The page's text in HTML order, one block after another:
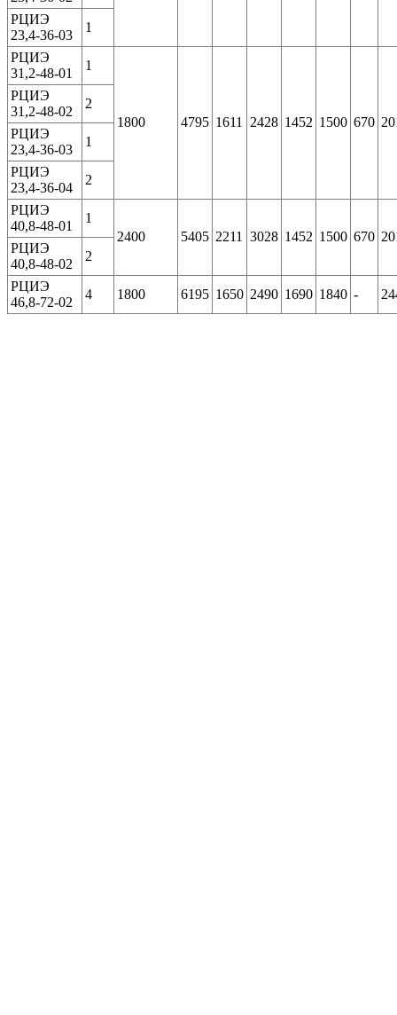
РЦИЭ
23,4-36-03
1
РЦИЭ
31,2-48-01
1
1800 4795 1611 2428 1452 1500 670
РЦИЭ
31,2-48-02
2
РЦИЭ
23,4-36-03
1
РЦИЭ
23,4-36-04
2
РЦИЭ
40,8-48-01
1
2400
5405 2211 3028 1452 1500 670
РЦИЭ
40,8-48-02
2
РЦИЭ
46,8-72-02
4 1800 6195 1650 2490 1690 1840 -